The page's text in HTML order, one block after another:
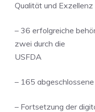
Qualität und Exzellenz
– 36 erfolgreiche
zwei durch die
USFDA
– 165
– Fortsetzung der